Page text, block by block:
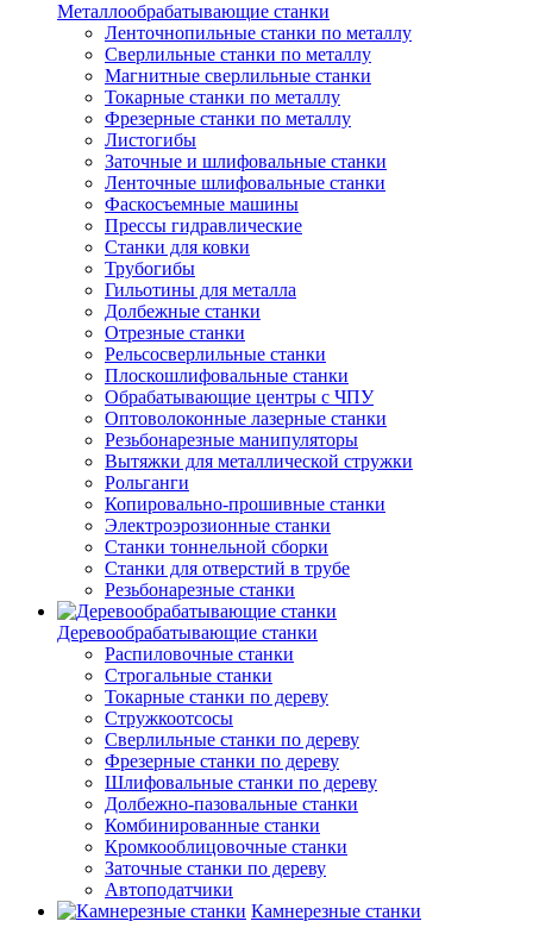
Металлообрабатывающие станки
Ленточнопильные станки по металлу
Сверлильные станки по металлу
Магнитные сверлильные станки
Токарные станки по металлу
Фрезерные станки по металлу
Листогибы
Заточные и шлифовальные станки
Ленточные шлифовальные станки
Фаскосъемные машины
Прессы гидравлические
Станки для ковки
Трубогибы
Гильотины для металла
Долбежные станки
Отрезные станки
Рельсосверлильные станки
Плоскошлифовальные станки
Обрабатывающие центры с ЧПУ
Оптоволоконные лазерные станки
Резьбонарезные манипуляторы
Вытяжки для металлической стружки
Рольганги
Копировально-прошивные станки
Электроэрозионные станки
Станки тоннельной сборки
Станки для отверстий в трубе
Резьбонарезные станки
Деревообрабатывающие станки
Распиловочные станки
Строгальные станки
Токарные станки по дереву
Стружкоотсосы
Сверлильные станки по дереву
Фрезерные станки по дереву
Шлифовальные станки по дереву
Долбежно-пазовальные станки
Комбинированные станки
Кромкооблицовочные станки
Заточные станки по дереву
Автоподатчики
Камнерезные станки